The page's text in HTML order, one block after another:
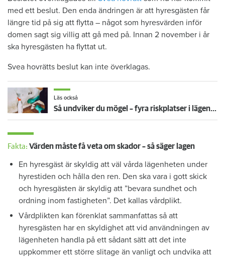
med ett beslut. Den enda ändringen är att hyresgästen får
längre tid på sig att flytta – något som hyresvärden inför
domen sagt sig villig att gå med på. Innan 2 november i år
ska hyresgästen ha flyttat ut.
Svea hovrätts beslut kan inte överklagas.
Läs också
Så undviker du mögel – fyra riskplatser i lägenheten: ”Måste städa bort”
Fakta: Värden måste få veta om skador – så säger lagen
En hyresgäst är skyldig att väl vårda lägenheten under
hyrestiden och hålla den ren. Den ska vara i gott skick
och hyresgästen är skyldig att ”bevara sundhet och
ordning inom fastigheten”. Det kallas vårdplikt.
Vårdplikten kan förenklat sammanfattas så att
hyresgästen har en skyldighet att vid användningen av
lägenheten handla på ett sådant sätt att det inte
uppkommer ett större slitage än vanligt och undvika att